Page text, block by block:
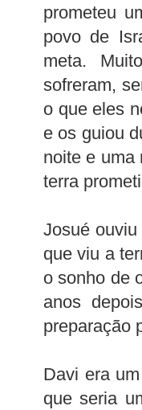
prometeu
povo de
meta.
sofreram,
o que eles
e os guiou
noite e uma
terra
Josué
que viu a
o sonho de
anos
preparação
Davi era
que seria